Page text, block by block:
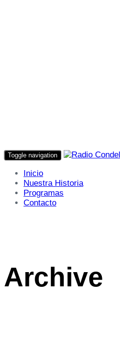
Toggle navigation
Inicio
Nuestra Historia
Programas
Contacto
Archive